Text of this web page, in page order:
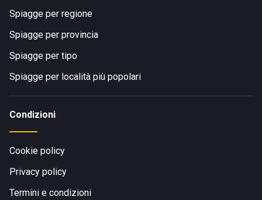
Spiagge per regione
Spiagge per provincia
Spiagge per tipo
Spiagge per località più popolari
Condizioni
Cookie policy
Privacy policy
Termini e condizioni